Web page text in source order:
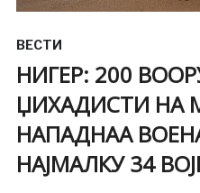
ВЕСТИ
НИГЕР: 200
ЏИХАДИСТИ НА
НАПАДНАА
НАЈМАЛКУ 34